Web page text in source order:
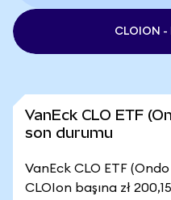
CLOION -
VanEck CLO ETF
son durumu
VanEck CLO ETF
CLOIon başına zł